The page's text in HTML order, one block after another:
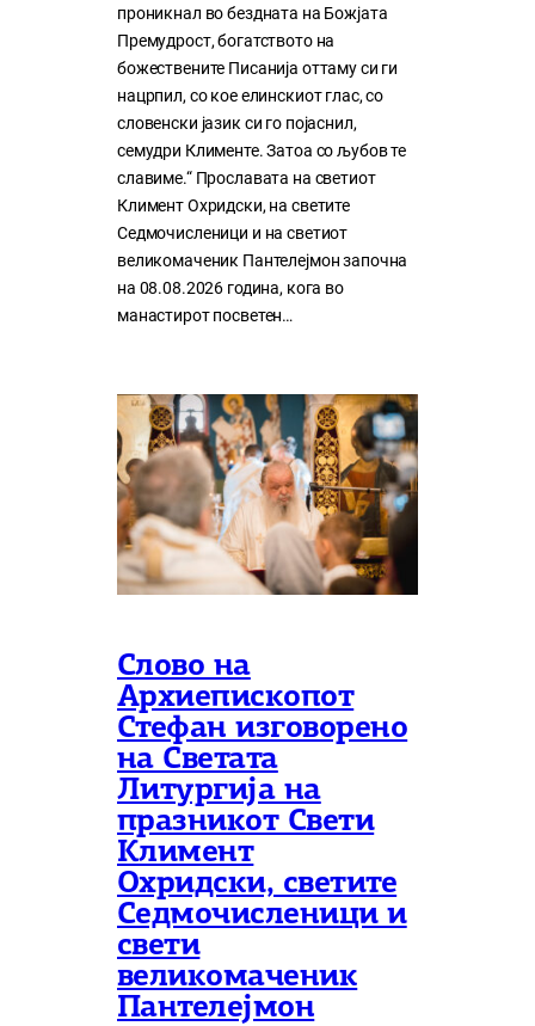
проникнал во бездната на Божјата
Премудрост, богатството на
божествените Писанија оттаму си ги
нацрпил, со кое елинскиот глас, со
словенски јазик си го појаснил,
семудри Клименте. Затоа со љубов те
славиме.“ Прославата на светиот
Климент Охридски, на светите
Седмочисленици и на светиот
великомаченик Пантелејмон започна
на 08.08.2026 година, кога во
манастирот посветен…
Слово на
Архиепископот
Стефан изговорено
на Светата
Литургија на
празникот Свети
Климент
Охридски, светите
Седмочисленици и
свети
великомаченик
Пантелејмон